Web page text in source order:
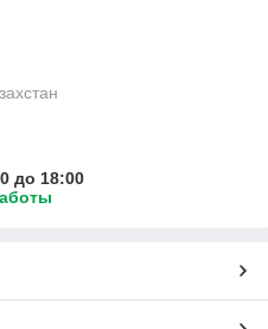
до 18:00